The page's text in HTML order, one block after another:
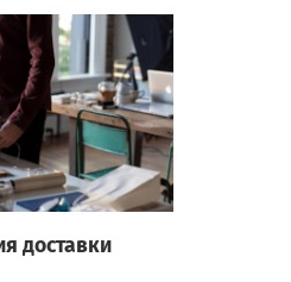
доставки